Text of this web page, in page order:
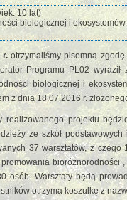
10 lat)
biologicznej i
r.otrzymaliśmy pisemną
Programu PL02
biologicznej i
z dnia 18.07.2016 r.
realizowanego projektu
ze szkół
37 warsztatów, z
bioróżnorodności
osób. Warsztaty będą
otrzyma koszulkę z